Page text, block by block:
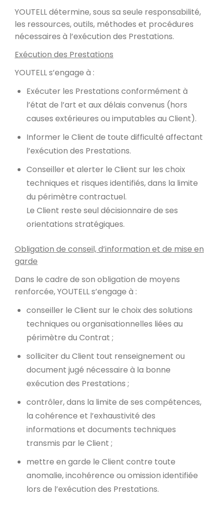
YOUTELL détermine, sous sa seule responsabilité,
les ressources, outils, méthodes et procédures
nécessaires à l’exécution des Prestations.
Exécution des Prestations
YOUTELL s’engage à :
Exécuter les Prestations conformément à
l’état de l’art et aux délais convenus (hors
causes extérieures ou imputables au Client).
Informer le Client de toute difficulté affectant
l’exécution des Prestations.
Conseiller et alerter le Client sur les choix
techniques et risques identifiés, dans la limite
du périmètre contractuel.
Le Client reste seul décisionnaire de ses
orientations stratégiques.
Obligation de conseil, d’information et de mise en
garde
Dans le cadre de son obligation de moyens
renforcée, YOUTELL s’engage à :
conseiller le Client sur le choix des solutions
techniques ou organisationnelles liées au
périmètre du Contrat ;
solliciter du Client tout renseignement ou
document jugé nécessaire à la bonne
exécution des Prestations ;
contrôler, dans la limite de ses compétences,
la cohérence et l’exhaustivité des
informations et documents techniques
transmis par le Client ;
mettre en garde le Client contre toute
anomalie, incohérence ou omission identifiée
lors de l’exécution des Prestations.